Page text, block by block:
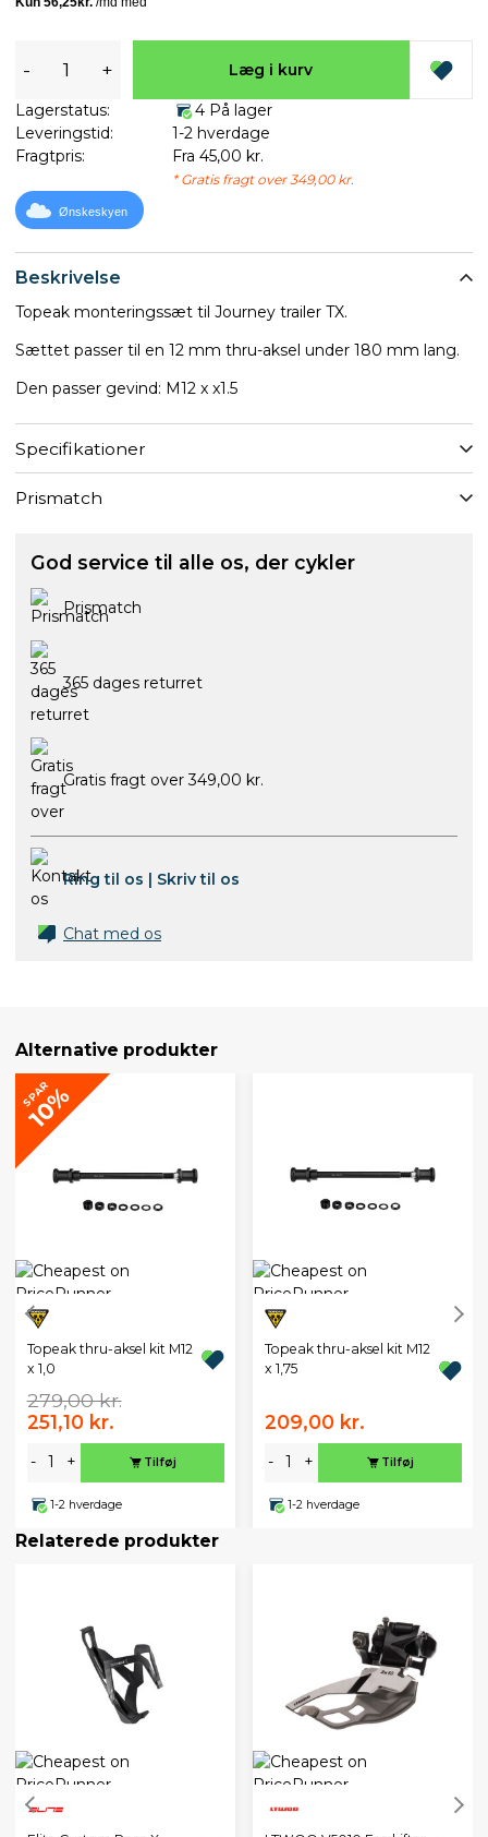
Beskrivelse
Topeak monteringssæt til Journey trailer TX.
Sættet passer til en 12 mm thru-aksel under 180 mm lang.
Den passer gevind: M12 x x1.5
Specifikationer
Prismatch
- + Læg i kurv
Lagerstatus:
4 På lager
Leveringstid:
1-2 hverdage
Fragtpris:
Fra 45,00 kr.
* Gratis fragt over 349,00 kr.
Ønskeskyen
God service til alle os, der cykler
Prismatch
365 dages returret
Gratis fragt over 349,00 kr.
Ring til os | Skriv til os
Chat med os
Alternative produkter
SPAR
10%
Topeak thru-aksel kit M12
x 1,0
279,00 kr.
251,10 kr.
- + Tilføj
1-2 hverdage
Topeak thru-aksel kit M12
x 1,75
209,00 kr.
- + Tilføj
1-2 hverdage
Relaterede produkter